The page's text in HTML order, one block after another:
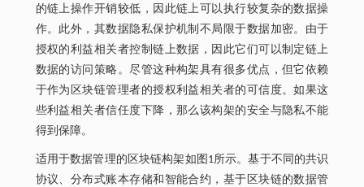
的链上操作开销较低，因此链上可以执行较复杂的数据操
作。此外，其数据隐私保护机制不局限于数据加密。由于
授权的利益相关者控制链上数据，因此它们可以制定链上
数据的访问策略。尽管这种构架具有很多优点，但它依赖
于作为区块链管理者的授权利益相关者的可信度。如果这
些利益相关者信任度下降，那么该构架的安全与隐私不能
得到保障。
适用于数据管理的区块链构架如图1所示。基于不同的共识
协议、分布式账本存储和智能合约，基于区块链的数据管